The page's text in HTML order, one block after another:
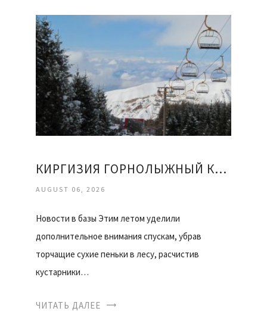
КИРГИЗИЯ ГОРНОЛЫЖНЫЙ КУРОРТ КАРАКОЛ ОТЗЫВЫ
AUGUST 06, 2026
Новости в базы Этим летом уделили
дополнительное внимания спускам, убрав
торчащие сухие пеньки в лесу, расчистив
кустарники…
ЧИТАТЬ ДАЛЕЕ